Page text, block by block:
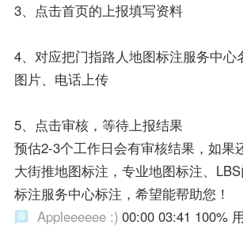
3、点击首页的上报填写资料
4、对应把门指路人地图标注服务中心
图片、电话上传
5、点击审核，等待上报结果
预估2-3个工作日会有审核结果，如果
大街推地图标注，专业地图标注、
标注服务中心标注，希望能帮助您！
Appleeeeee :) 00:00 03:41 100%